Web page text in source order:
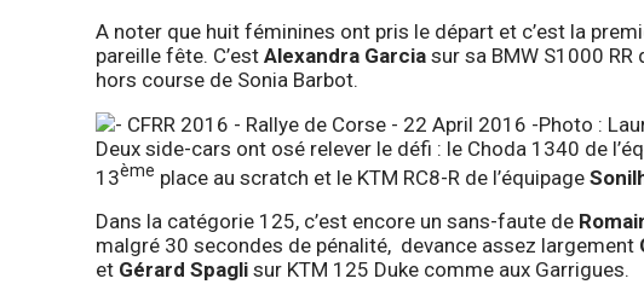
A noter que huit féminines ont pris le départ et c’est la
pareille fête. C’est Alexandra Garcia sur sa BMW S1000
hors course de Sonia Barbot.
Deux side-cars ont osé relever le défi : le Choda 1340 de
13ème place au scratch et le KTM RC8-R de l’équipage
Dans la catégorie 125, c’est encore un sans-faute de
malgré 30 secondes de pénalité, devance assez largement
et Gérard Spagli sur KTM 125 Duke comme aux Garrigues.